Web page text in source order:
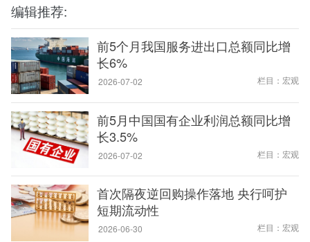
编辑推荐:
前5个月我国服务进出口总额同比增
长6%
2026-07-02 栏目：宏观
前5月中国国有企业利润总额同比增
长3.5%
2026-07-02 栏目：宏观
首次隔夜逆回购操作落地 央行呵护
短期流动性
2026-06-30 栏目：宏观